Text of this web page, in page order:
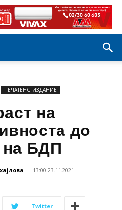
ПЕЧАТЕНО ИЗДАНИЕ
на
до
на БДП
- 13:00 23.11.2021
Twitter